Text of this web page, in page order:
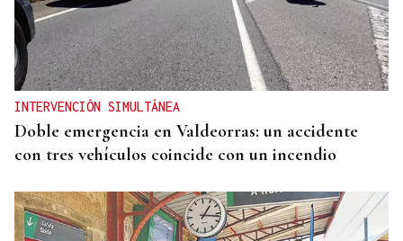
INTERVENCIÓN SIMULTÁNEA
Doble emergencia en Valdeorras: un accidente
con tres vehículos coincide con un incendio